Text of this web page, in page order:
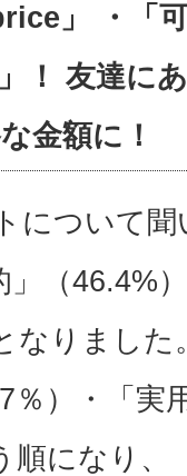
」 ・「
！ 友達に
金額に！
について
」（46.4%
なりまし
％）・「
順になり